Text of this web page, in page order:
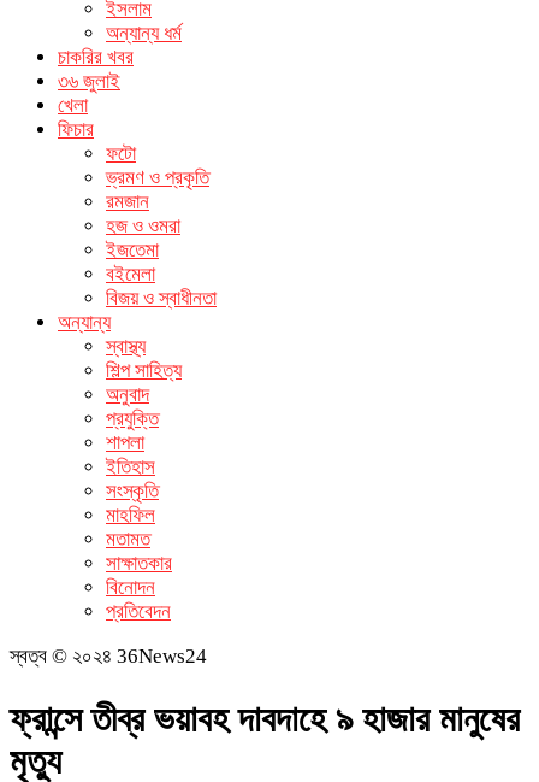
ইসলাম
অন্যান্য ধর্ম
চাকরির খবর
৩৬ জুলাই
খেলা
ফিচার
ফটো
ভ্রমণ ও প্রকৃতি
রমজান
হজ ও ওমরা
ইজতেমা
বইমেলা
বিজয় ও স্বাধীনতা
অন্যান্য
স্বাস্থ্য
শিল্প সাহিত্য
অনুবাদ
প্রযুক্তি
শাপলা
ইতিহাস
সংস্কৃতি
মাহফিল
মতামত
সাক্ষাতকার
বিনোদন
প্রতিবেদন
স্বত্ব © ২০২৪ 36News24
ফ্রান্সে তীব্র ভয়াবহ দাবদাহে ৯ হাজার মানুষের
মৃত্যু